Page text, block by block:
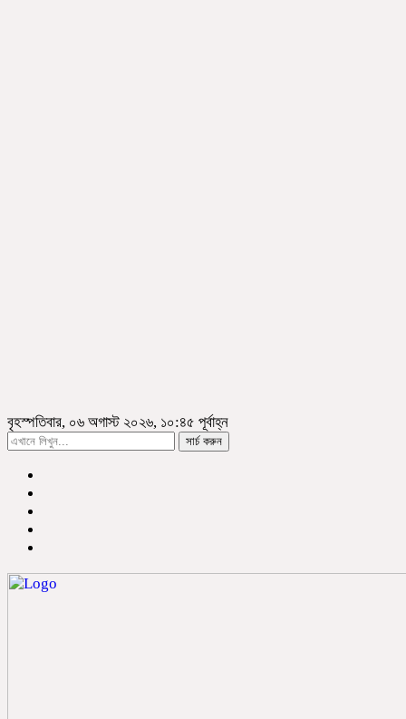
বৃহস্পতিবার, ০৬ অগাস্ট ২০২৬, ১০:৪৫ পূর্বাহ্ন
সার্চ করুন